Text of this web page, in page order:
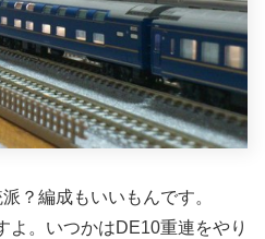
？編成もいいもんです。
よ。いつかはDE10重連をやり